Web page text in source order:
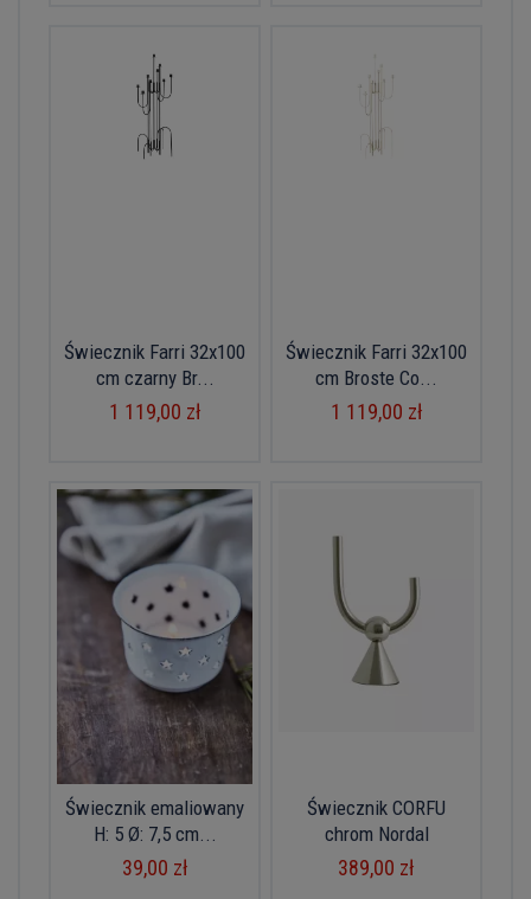
Świecznik Farri 32x100
cm czarny Br...
1 119,00 zł
Świecznik Farri 32x100
cm Broste Co...
1 119,00 zł
Świecznik emaliowany
H: 5 Ø: 7,5 cm...
39,00 zł
Świecznik CORFU
chrom Nordal
389,00 zł